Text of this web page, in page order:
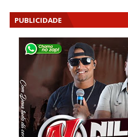
PUBLICIDADE